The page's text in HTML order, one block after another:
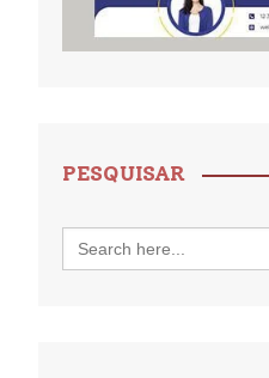
PESQUISAR
Search
for: